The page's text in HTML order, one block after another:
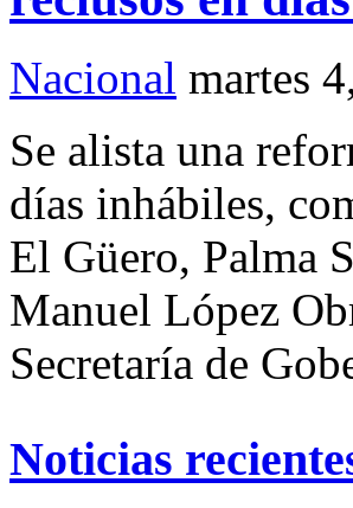
Nacional martes
Se alista una
días inhábiles,
El Güero, Palma
Manuel López
Secretaría de
Noticias